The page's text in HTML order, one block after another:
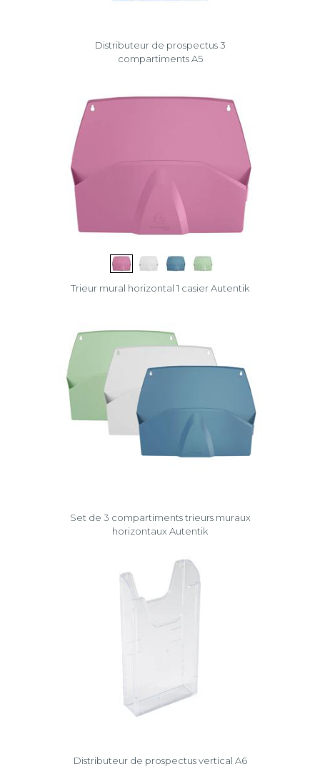
Distributeur de prospectus 3
compartiments A5
Trieur mural horizontal 1 casier Autentik
Set de 3 compartiments trieurs muraux
horizontaux Autentik
Distributeur de prospectus vertical A6